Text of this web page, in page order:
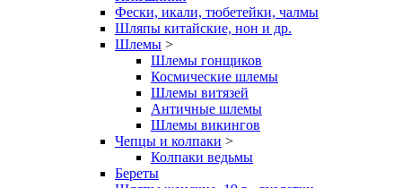
Фески, икали, тюбетейки, чалмы
Шляпы китайские, нон и др.
Шлемы >
Шлемы гонщиков
Космические шлемы
Шлемы витязей
Античные шлемы
Шлемы викингов
Чепцы и колпаки >
Колпаки ведьмы
Береты